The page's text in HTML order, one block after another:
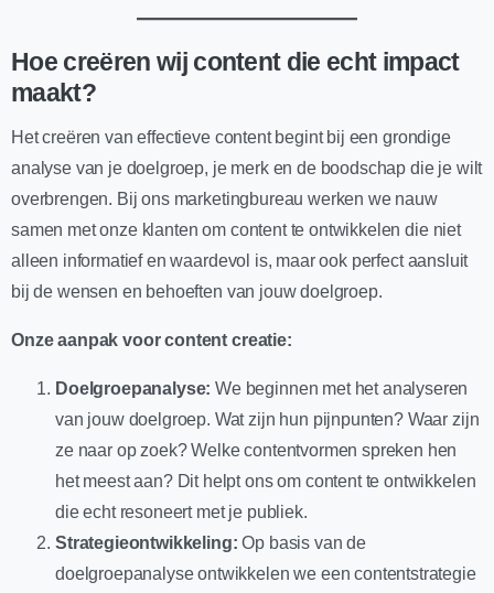
Hoe creëren wij content die echt impact
maakt?
Het creëren van effectieve content begint bij een grondige
analyse van je doelgroep, je merk en de boodschap die je wilt
overbrengen. Bij ons marketingbureau werken we nauw
samen met onze klanten om content te ontwikkelen die niet
alleen informatief en waardevol is, maar ook perfect aansluit
bij de wensen en behoeften van jouw doelgroep.
Onze aanpak voor content creatie:
Doelgroepanalyse: We beginnen met het analyseren
van jouw doelgroep. Wat zijn hun pijnpunten? Waar zijn
ze naar op zoek? Welke contentvormen spreken hen
het meest aan? Dit helpt ons om content te ontwikkelen
die echt resoneert met je publiek.
Strategieontwikkeling: Op basis van de
doelgroepanalyse ontwikkelen we een contentstrategie